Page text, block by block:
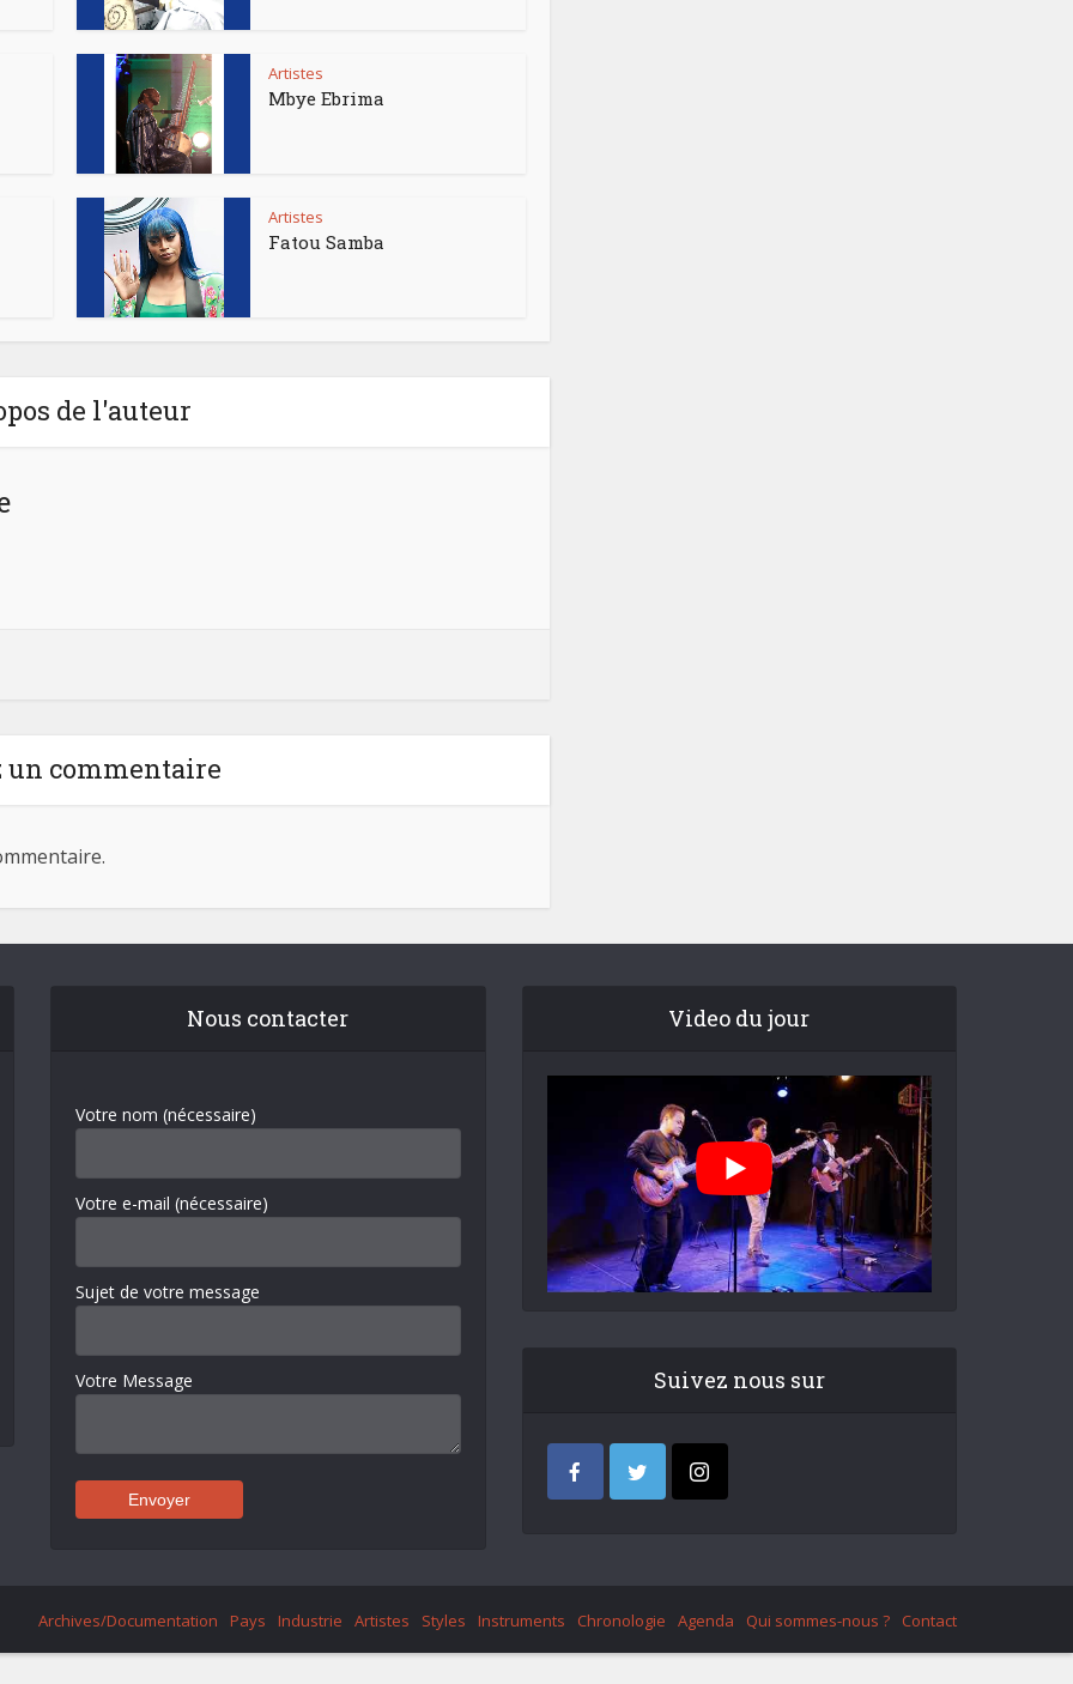
Artistes
Mbye Ebrima
Artistes
Fatou Samba
de l'auteur
un commentaire
Nous contacter
Votre nom (nécessaire)
Votre e-mail (nécessaire)
Sujet de votre message
Votre Message
Video du jour
Suivez nous sur
Archives/Documentation Pays Industrie Artistes Styles Instruments Chronologie Agenda Qui sommes-nous ? Contact